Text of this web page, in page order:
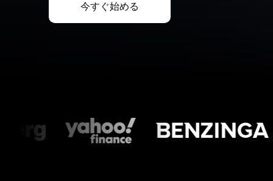
今すぐ始める